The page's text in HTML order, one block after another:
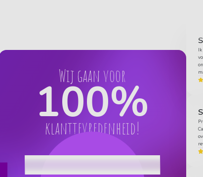
Wij gaan voor
100%
klanttevredenheid!